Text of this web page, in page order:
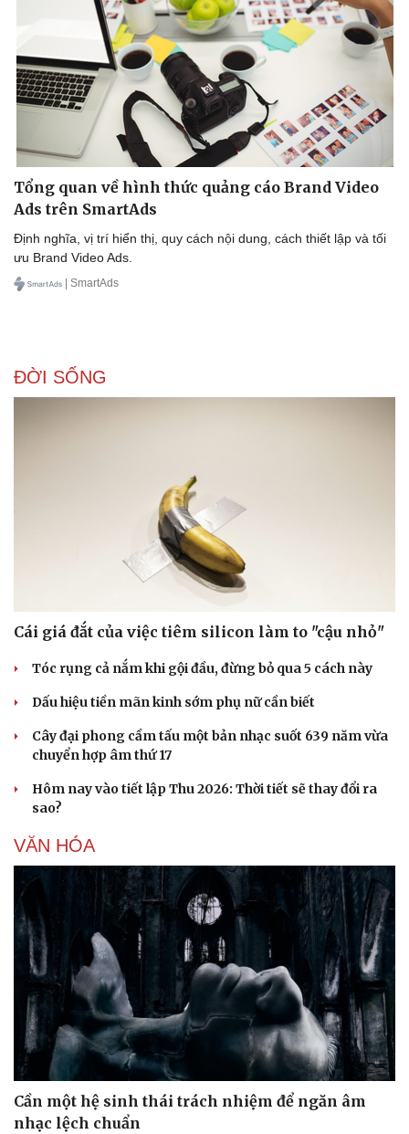
Tổng quan về hình thức quảng cáo Brand Video
Ads trên SmartAds
Định nghĩa, vị trí hiển thị, quy cách nội dung, cách thiết lập và tối
ưu Brand Video Ads.
| SmartAds
ĐỜI SỐNG
Cái giá đắt của việc tiêm silicon làm to "cậu nhỏ"
Tóc rụng cả nắm khi gội đầu, đừng bỏ qua 5 cách này
Dấu hiệu tiền mãn kinh sớm phụ nữ cần biết
Cây đại phong cầm tấu một bản nhạc suốt 639 năm vừa
chuyển hợp âm thứ 17
Hôm nay vào tiết lập Thu 2026: Thời tiết sẽ thay đổi ra
sao?
VĂN HÓA
Cần một hệ sinh thái trách nhiệm để ngăn âm
nhạc lệch chuẩn